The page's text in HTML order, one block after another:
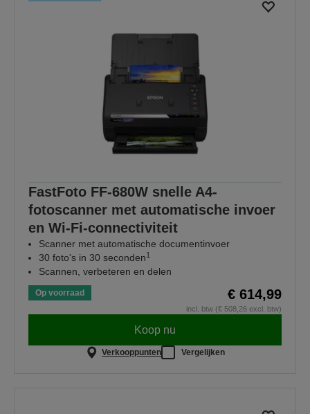
FastFoto FF-680W snelle A4-
fotoscanner met automatische invoer
en Wi-Fi-connectiviteit
Scanner met automatische documentinvoer
30 foto's in 30 seconden1
Scannen, verbeteren en delen
Op voorraad € 614,99
incl. btw (€ 508,26 excl. btw)
Koop nu
Verkooppunten Vergelijken